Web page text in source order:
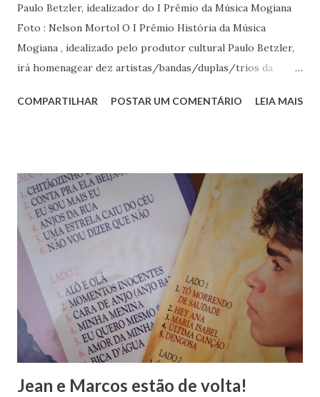
Paulo Betzler, idealizador do I Prêmio da Música Mogiana
Foto : Nelson Mortol O I Prêmio História da Música
Mogiana , idealizado pelo produtor cultural Paulo Betzler,
irá homenagear dez artistas/bandas/duplas/trios da
e registrados em vinil, cd ou em plataformas digitais. Esses
Facebook (@historiadamusicamogiana) e Instagram
(@premiohmm). Ao todo, 44 trabalhos concorrem a
premiação nos mais variados estilos musicais, da MPB ao
Hip Hop (veja quadro completo de participantes).O evento
de homenagem a esses artistas acontece no dia 29 de
janeiro, às 20 horas, no Teatro Vasques, apenas para
convidados, seguindo as normas de segurança sanitária
praticadas durante a Pandemia da Covid-19.
Posteriormente, em fevereiro, em data ainda a ser definida,
a premiação s...
COMPARTILHAR POSTAR UM COMENTÁRIO LEIA MAIS
Jean e Marcos estão de volta!